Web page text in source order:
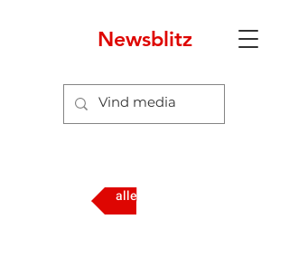
Newsblitz
alle media